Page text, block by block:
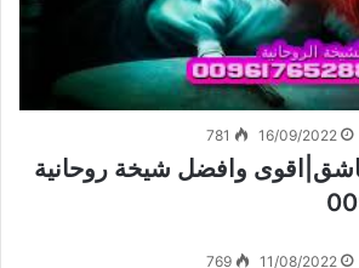
16/09/2022
781
وافضل شيخة روحانية
11/08/2022
769